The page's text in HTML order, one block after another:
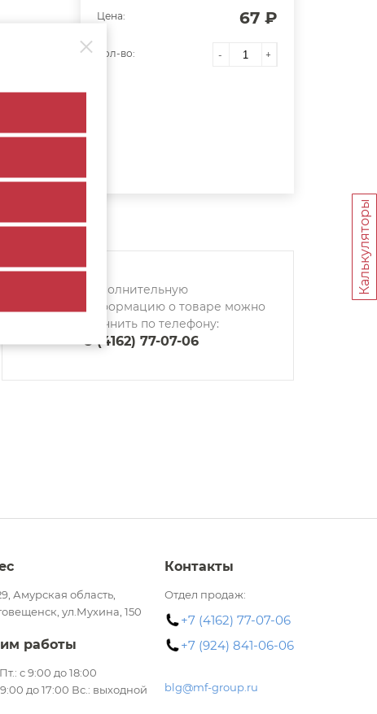
Цена: 67 ₽
Кол-во: - +
Дополнительную
информацию о товаре можно
уточнить по телефону:
8 (4162) 77-07-06
Калькуляторы
Амурская область,
ул.Мухина, 150
работы
с 9:00 до 18:00
до 17:00 Вс.: выходной
Контакты
Отдел продаж:
+7 (4162) 77-07-06
+7 (924) 841-06-06
blg@mf-group.ru